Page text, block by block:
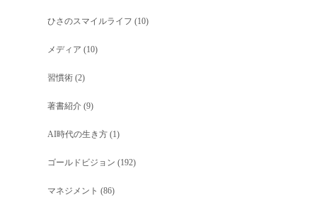
ひさのスマイルライフ (10)
メディア (10)
習慣術(2)
著書紹介(9)
AI時代の生き方(1)
ゴールドビジョン (192)
マネジメント (86)